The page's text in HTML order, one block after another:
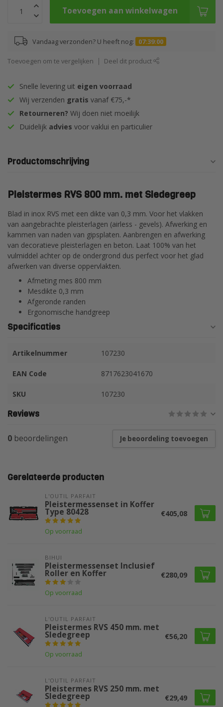
Toevoegen aan winkelwagen
Vandaag verzonden? U heeft nog: 07:38:59
Toevoegen om te vergelijken Deel dit product
Snelle levering uit eigen voorraad
Wij verzenden gratis vanaf €75,-*
Retourneren? Wij doen niet moeilijk
Duidelijk advies voor vaklui en particulier
Productomschrijving
Pleistermes RVS 800 mm. met Sledegreep
Blad in inox RVS met een dikte van 0,3 mm. Voor het vlakken
van aangebrachte pleisterlagen (airless - gevels). Afwerking en
kammen van naden van gipsplaten. Aanbrengen en afwerking
van decoratieve pleisterlagen en beton. Laat 100% van het
vulmiddel achter op de ondergrond dus perfect voor het glad
afwerken van diverse oppervlakten.
Afmeting mes 800 mm
Mesdikte 0,3 mm
Afgeronde randen
Ergonomische handgreep
Specificaties
Artikelnummer 107230
EAN Code 8717623041670
SKU 107230
Reviews
0 beoordelingen Je beoordeling toevoegen
Gerelateerde producten
L'OUTIL PARFAIT
Pleistermessenset in Koffer
Type 80428
Op voorraad
€405,08
BIHUI
Pleistermessenset Inclusief
Roller en Koffer
Op voorraad
€280,09
L'OUTIL PARFAIT
Pleistermes RVS 450 mm. met
Sledegreep
Op voorraad
€56,20
L'OUTIL PARFAIT
Pleistermes RVS 250 mm. met
Sledegreep €29,49